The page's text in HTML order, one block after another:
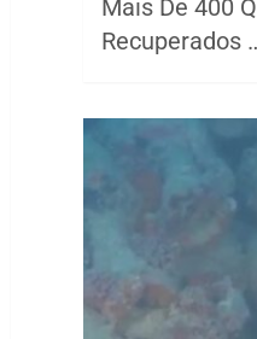
Mais De 400
Recuperados